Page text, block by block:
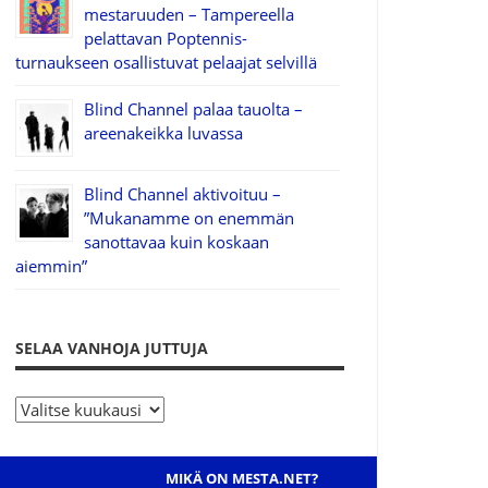
mestaruuden – Tampereella
pelattavan Poptennis-
turnaukseen osallistuvat pelaajat selvillä
Blind Channel palaa tauolta –
areenakeikka luvassa
Blind Channel aktivoituu –
”Mukanamme on enemmän
sanottavaa kuin koskaan
aiemmin”
SELAA VANHOJA JUTTUJA
S
MIKÄ ON MESTA.NET?